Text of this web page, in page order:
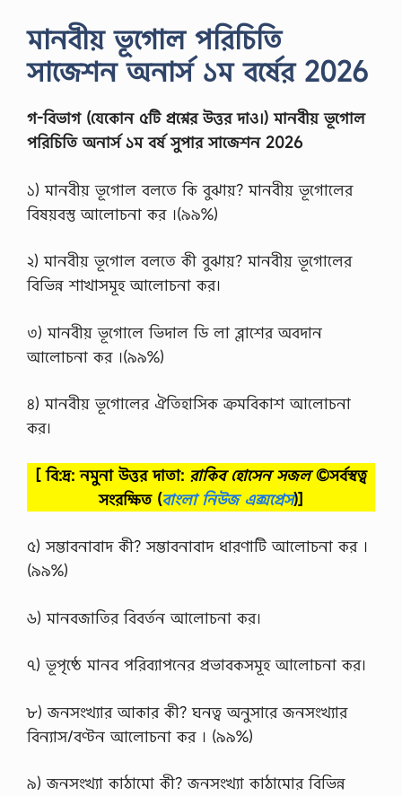
য়
ম
লা
মানবীয় ভূগোল পরিচিতি
সাজেশন অনার্স ১ম বর্ষের 2026
গ-বিভাগ (যেকোন ৫টি প্রশ্নের উত্তর দাও।) মানবীয় ভূগোল
পরিচিতি অনার্স ১ম বর্ষ সুপার সাজেশন 2026
১) মানবীয় ভূগােল বলতে কি বুঝায়? মানবীয় ভূগােলের
বিষয়বস্তু আলােচনা কর ।(৯৯%)
২) মানবীয় ভূগােল বলতে কী বুঝায়? মানবীয় ভূগােলের
বিভিন্ন শাখাসমূহ আলােচনা কর।
৩) মানবীয় ভূগােলে ভিদাল ডি লা ব্লাশের অবদান
আলােচনা কর ।(৯৯%)
৪) মানবীয় ভূগােলের ঐতিহাসিক ক্রমবিকাশ আলােচনা
কর।
[ বি:দ্র: নমুনা উত্তর দাতা: রাকিব হোসেন সজল©সর্বস্বত্ব
সংরক্ষিত (বাংলা নিউজ এক্সপ্রেস)]
৫) সম্ভাবনাবাদ কী? সম্ভাবনাবাদ ধারণাটি আলােচনা কর ।
(৯৯%)
৬) মানবজাতির বিবর্তন আলােচনা কর।
৭) ভূপৃষ্ঠে মানব পরিব্যাপনের প্রভাবকসমূহ আলােচনা কর।
৮) জনসংখ্যার আকার কী? ঘনত্ব অনুসারে জনসংখ্যার
বিন্যাস/বণ্টন আলােচনা কর । (৯৯%)
৯) জনসংখ্যা কাঠামাে কী? জনসংখ্যা কাঠামাের বিভিন্ন